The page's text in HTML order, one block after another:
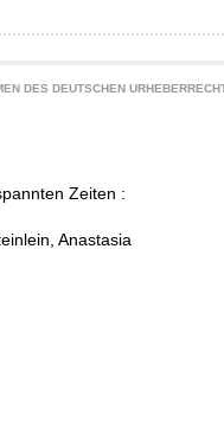
DES DEUTSCHEN
Zeiten :
Anastasia